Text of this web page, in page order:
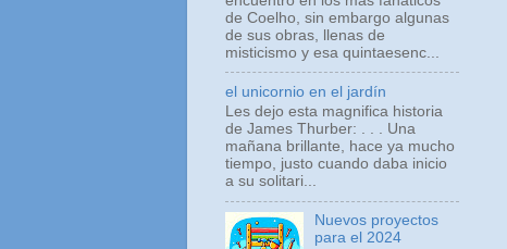
de Coelho, sin embargo algunas
de sus obras, llenas de
misticismo y esa quintaesenc...
el unicornio en el jardín
Les dejo esta magnifica historia
de James Thurber: . . . Una
mañana brillante, hace ya mucho
tiempo, justo cuando daba inicio
a su solitari...
Nuevos proyectos
para el 2024